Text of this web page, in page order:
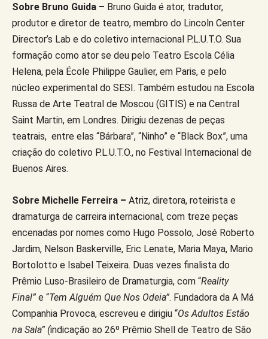
Sobre Bruno Guida – Bruno Guida é ator, tradutor,
produtor e diretor de teatro, membro do Lincoln Center
Director’s Lab e do coletivo internacional P.L.U.T.O. Sua
formação como ator se deu pelo Teatro Escola Célia
Helena, pela École Philippe Gaulier, em Paris, e pelo
núcleo experimental do SESI. Também estudou na Escola
Russa de Arte Teatral de Moscou (GITIS) e na Central
Saint Martin, em Londres. Dirigiu dezenas de peças
teatrais, entre elas “Bárbara”, “Ninho” e “Black Box”, uma
criação do coletivo P.L.U.T.O., no Festival Internacional de
Buenos Aires.
Sobre Michelle Ferreira – Atriz, diretora, roteirista e
dramaturga de carreira internacional, com treze peças
encenadas por nomes como Hugo Possolo, José Roberto
Jardim, Nelson Baskerville, Eric Lenate, Maria Maya, Mario
Bortolotto e Isabel Teixeira. Duas vezes finalista do
Prêmio Luso-Brasileiro de Dramaturgia, com “Reality
Final” e “Tem Alguém Que Nos Odeia”. Fundadora da A Má
Companhia Provoca, escreveu e dirigiu “Os Adultos Estão
na Sala” (indicação ao 26º Prêmio Shell de Teatro de São